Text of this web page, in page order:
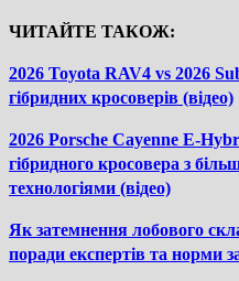
ЧИТАЙТЕ ТАКОЖ:
2026 Toyota RAV4 vs 2026
гібридних кросоверів (відео)
2026 Porsche Cayenne E-
гібридного кросовера з
технологіями (відео)
Як затемнення лобового
поради експертів та норми